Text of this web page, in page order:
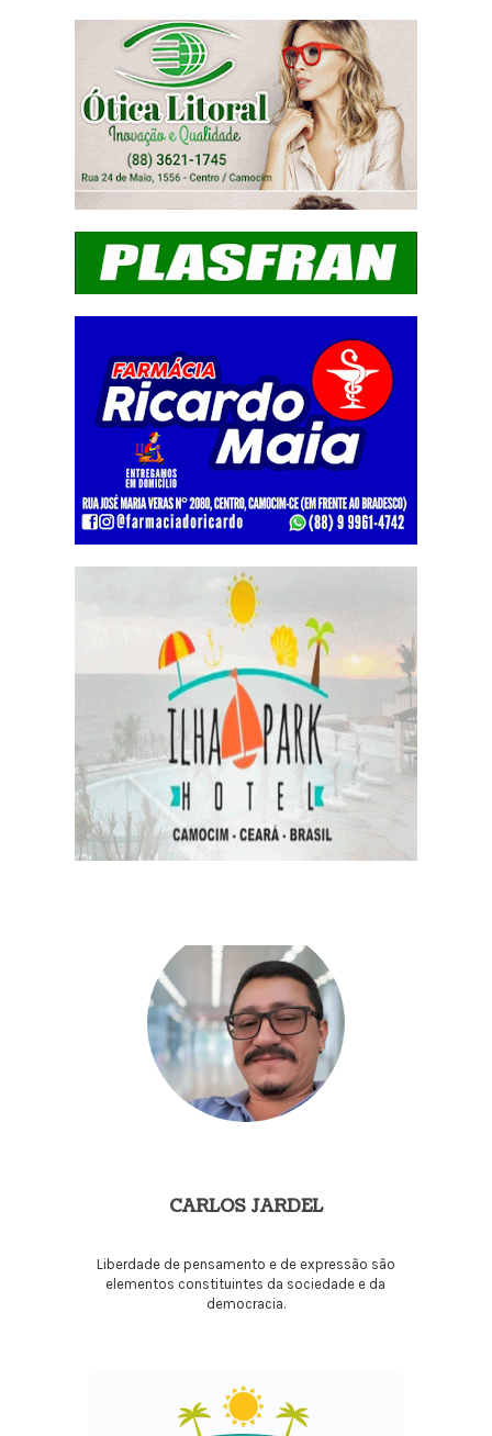
CARLOS JARDEL
Liberdade de pensamento e de expressão são
elementos constituintes da sociedade e da
democracia.